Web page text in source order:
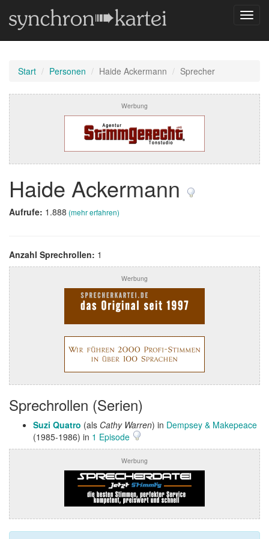
Start Personen Haide Ackermann Sprecher
Werbung
Haide Ackermann
Aufrufe: 1.888 (mehr erfahren)
Anzahl Sprechrollen: 1
Werbung
Sprechrollen (Serien)
Suzi Quatro (als Cathy Warren) in Dempsey & Makepeace
(1985-1986) in 1 Episode
Werbung